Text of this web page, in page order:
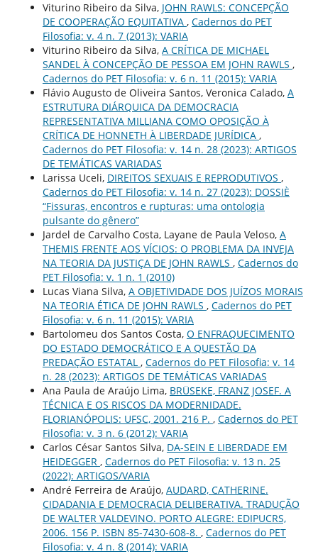
Viturino Ribeiro da Silva, JOHN RAWLS: CONCEPÇÃO
DE COOPERAÇÃO EQUITATIVA , Cadernos do PET
Filosofia: v. 4 n. 7 (2013): VARIA
Viturino Ribeiro da Silva, A CRÍTICA DE MICHAEL
SANDEL À CONCEPÇÃO DE PESSOA EM JOHN RAWLS ,
Cadernos do PET Filosofia: v. 6 n. 11 (2015): VARIA
Flávio Augusto de Oliveira Santos, Veronica Calado, A
ESTRUTURA DIÁRQUICA DA DEMOCRACIA
REPRESENTATIVA MILLIANA COMO OPOSIÇÃO À
CRÍTICA DE HONNETH À LIBERDADE JURÍDICA ,
Cadernos do PET Filosofia: v. 14 n. 28 (2023): ARTIGOS
DE TEMÁTICAS VARIADAS
Larissa Uceli, DIREITOS SEXUAIS E REPRODUTIVOS ,
Cadernos do PET Filosofia: v. 14 n. 27 (2023): DOSSIÈ
“Fissuras, encontros e rupturas: uma ontologia
pulsante do gênero”
Jardel de Carvalho Costa, Layane de Paula Veloso, A
THEMIS FRENTE AOS VÍCIOS: O PROBLEMA DA INVEJA
NA TEORIA DA JUSTIÇA DE JOHN RAWLS , Cadernos do
PET Filosofia: v. 1 n. 1 (2010)
Lucas Viana Silva, A OBJETIVIDADE DOS JUÍZOS MORAIS
NA TEORIA ÉTICA DE JOHN RAWLS , Cadernos do PET
Filosofia: v. 6 n. 11 (2015): VARIA
Bartolomeu dos Santos Costa, O ENFRAQUECIMENTO
DO ESTADO DEMOCRÁTICO E A QUESTÃO DA
PREDAÇÃO ESTATAL , Cadernos do PET Filosofia: v. 14
n. 28 (2023): ARTIGOS DE TEMÁTICAS VARIADAS
Ana Paula de Araújo Lima, BRÜSEKE, FRANZ JOSEF. A
TÉCNICA E OS RISCOS DA MODERNIDADE.
FLORIANÓPOLIS: UFSC, 2001. 216 P. , Cadernos do PET
Filosofia: v. 3 n. 6 (2012): VARIA
Carlos César Santos Silva, DA-SEIN E LIBERDADE EM
HEIDEGGER , Cadernos do PET Filosofia: v. 13 n. 25
(2022): ARTIGOS/VARIA
André Ferreira de Araújo, AUDARD, CATHERINE.
CIDADANIA E DEMOCRACIA DELIBERATIVA. TRADUÇÃO
DE WALTER VALDEVINO. PORTO ALEGRE: EDIPUCRS,
2006. 156 P. ISBN 85-7430-608-8. , Cadernos do PET
Filosofia: v. 4 n. 8 (2014): VARIA